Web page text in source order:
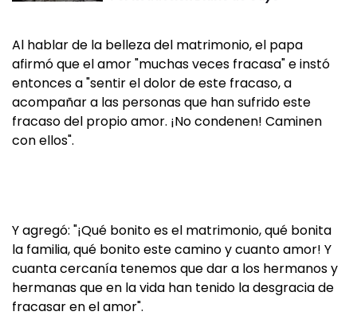
Al hablar de la belleza del matrimonio, el papa
afirmó que el amor "muchas veces fracasa" e instó
entonces a "sentir el dolor de este fracaso, a
acompañar a las personas que han sufrido este
fracaso del propio amor. ¡No condenen! Caminen
con ellos".
Y agregó: "¡Qué bonito es el matrimonio, qué bonita
la familia, qué bonito este camino y cuanto amor! Y
cuanta cercanía tenemos que dar a los hermanos y
hermanas que en la vida han tenido la desgracia de
fracasar en el amor".